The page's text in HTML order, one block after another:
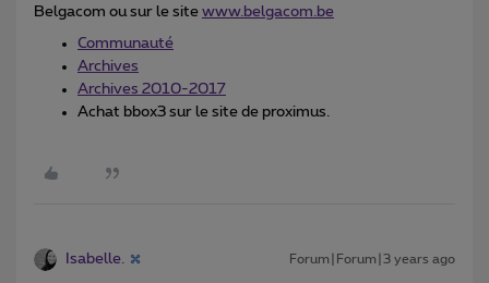
Belgacom ou sur le site www.belgacom.be
Communauté
Archives
Archives 2010-2017
Achat bbox3 sur le site de proximus.
Isabelle. Forum|Forum|3 years ago